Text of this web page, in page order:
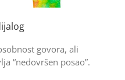
govora, ali
“nedovršen posao”.